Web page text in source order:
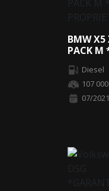
BMW
PACK M
Diesel
107
07/2021